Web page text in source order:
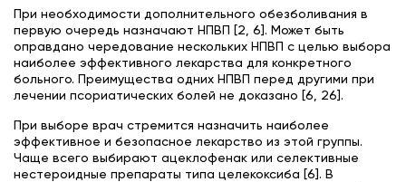
При необходимости дополнительного обезболивания в
первую очередь назначают НПВП [2, 6]. Может быть
оправдано чередование нескольких НПВП с целью выбора
наиболее эффективного лекарства для конкретного
больного. Преимущества одних НПВП перед другими при
лечении псориатических болей не доказано [6, 26].
При выборе врач стремится назначить наиболее
эффективное и безопасное лекарство из этой группы.
Чаще всего выбирают ацеклофенак или селективные
нестероидные препараты типа целекоксиба [6]. В